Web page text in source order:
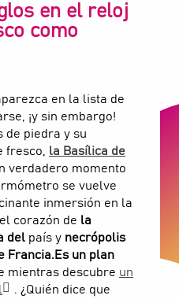
en el reloj
como
en la lista de
¡y sin embargo!
de piedra y su
fresco, la Basílica de
verdadero momento
se vuelve
inmersión en la
corazón de la
del país y necrópolis
Francia.Es un plan
mientras descubre un
. ¿Quién dice que